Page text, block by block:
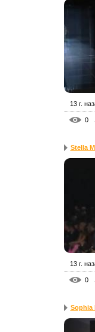
13 г.
0
Stella
13 г.
0
Sophia